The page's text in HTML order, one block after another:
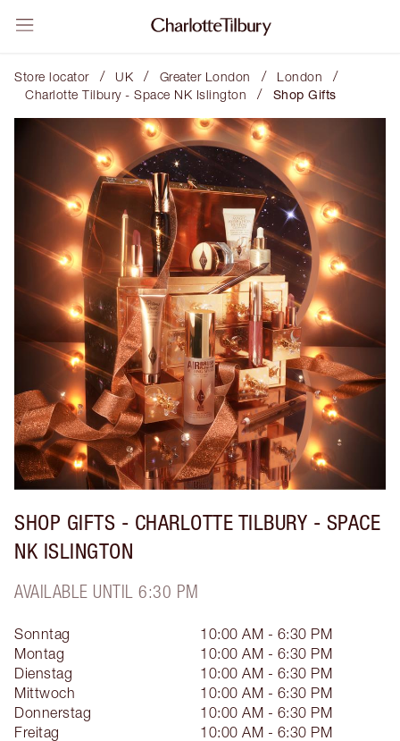
Store locator / UK / Greater London / London /
Charlotte Tilbury - Space NK Islington / Shop Gifts
SHOP GIFTS - CHARLOTTE TILBURY - SPACE
NK ISLINGTON
AVAILABLE UNTIL 6:30 PM
Sonntag
10:00 AM - 6:30 PM
Montag
10:00 AM - 6:30 PM
Dienstag
10:00 AM - 6:30 PM
Mittwoch
10:00 AM - 6:30 PM
Donnerstag
10:00 AM - 6:30 PM
Freitag
10:00 AM - 6:30 PM